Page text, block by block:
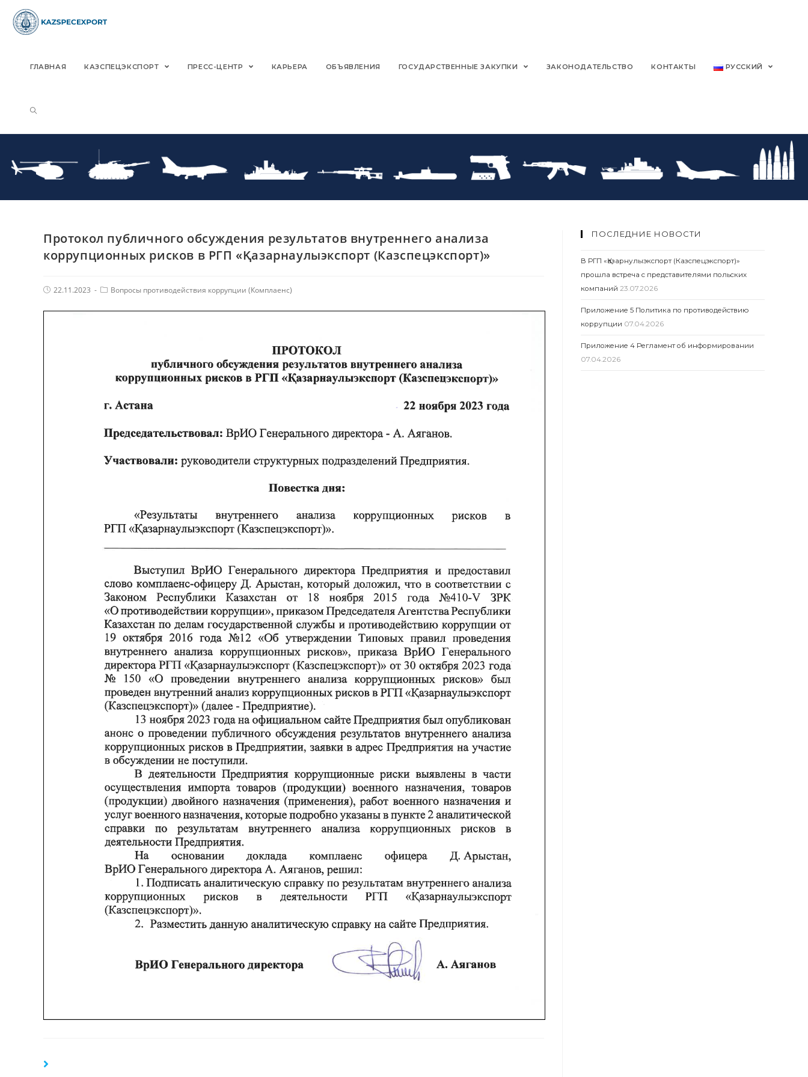
content
ГЛАВНАЯ КАЗСПЕЦЭКСПОРТ ПРЕСС-ЦЕНТР КАРЬЕРА ОБЪЯВЛЕНИЯ ГОСУДАРСТВЕННЫЕ ЗАКУПКИ ЗАКОНОДАТЕЛЬСТВО КОНТАКТЫ РУССКИЙ
Протокол публичного обсуждения результатов внутреннего анализа
коррупционных рисков в РГП «Қазарнаулыэкспорт (Казспецэкспорт)»
Post22.11.2023
PostВопросы противодействия коррупции (Комплаенс)
ПОСЛЕДНИЕ НОВОСТИ
В РГП «Қазарнулыэкспорт (Казспецэкспорт)»
прошла встреча с представителями польских
компаний 23.07.2026
Приложение 5 Политика по противодействию
коррупции 07.04.2026
Приложение 4 Регламент об информировании
07.04.2026